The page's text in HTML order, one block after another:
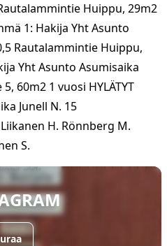
Huippu, 29m2
1: Hakija Yht Asunto
Rautalammintie Huippu,
Yht Asunto Asumisaika
60m2 1 vuosi HYLÄTYT
Junell N. 15
H. Rönnberg M.
S.